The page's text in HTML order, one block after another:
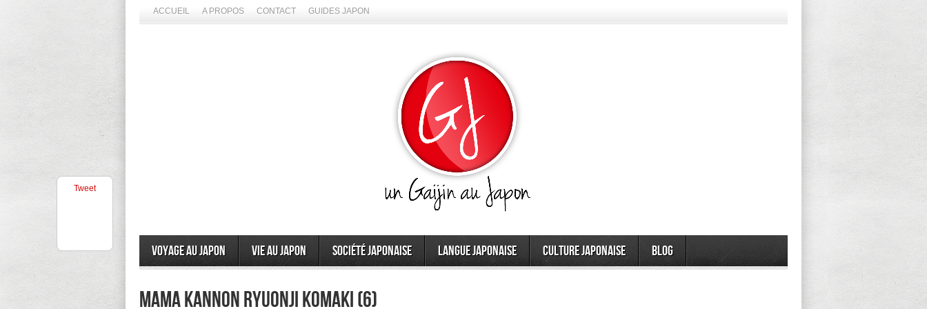
ACCUEIL A PROPOS CONTACT GUIDES JAPON
Voyage au Japon Vie au Japon Société japonaise Langue japonaise Culture japonaise Blog
Mama Kannon Ryuonji Komaki (6)
Tweet